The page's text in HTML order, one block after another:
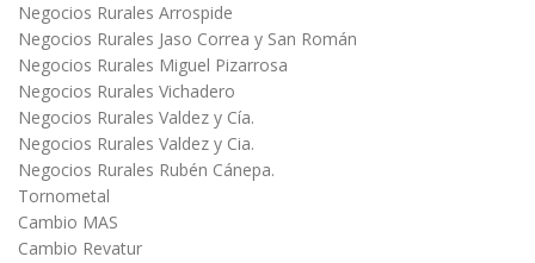
Negocios Rurales Arrospide
Negocios Rurales Jaso Correa y San Román
Negocios Rurales Miguel Pizarrosa
Negocios Rurales Vichadero
Negocios Rurales Valdez y Cía.
Negocios Rurales Valdez y Cia.
Negocios Rurales Rubén Cánepa.
Tornometal
Cambio MAS
Cambio Revatur